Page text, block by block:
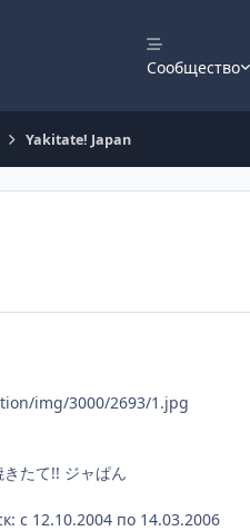
Сообщество
Yakitate! Japan
img/3000/2693/1.jpg
たて!! ジャぱん
c 12.10.2004 по 14.03.2006